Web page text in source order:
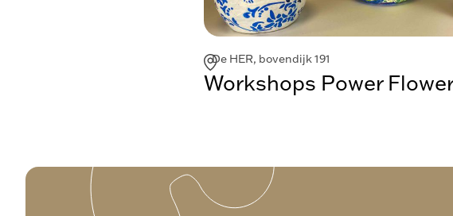
De HER, bovendijk 191
Workshops Power